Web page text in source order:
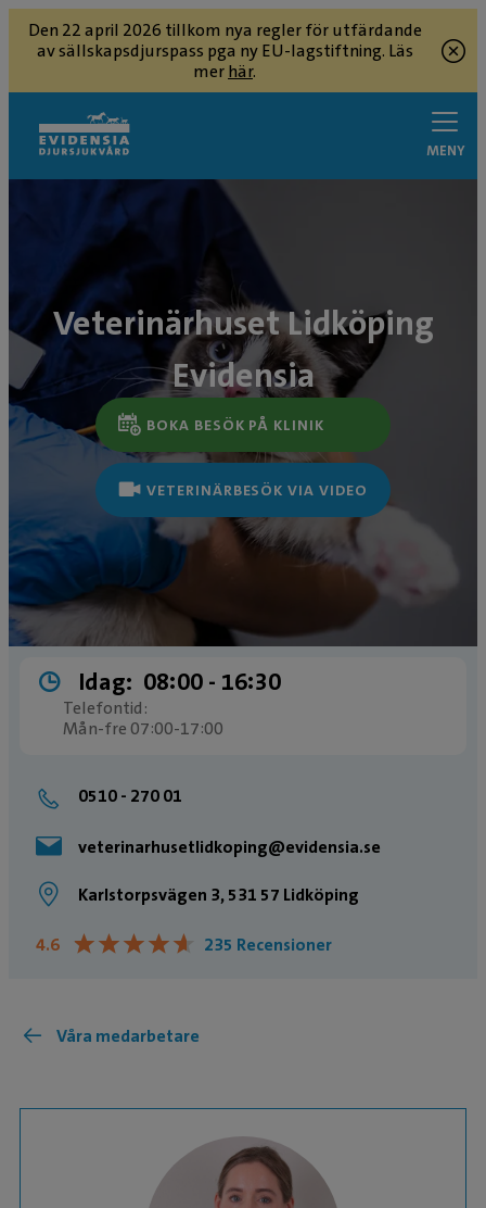
Den 22 april 2026 tillkom nya regler för utfärdande
av sällskapsdjurspass pga ny EU-lagstiftning. Läs
merhär.
MENY
Veterinärhuset Lidköping
Evidensia
BOKA BESÖK PÅ KLINIK
VETERINÄRBESÖK VIA VIDEO
Idag: 08:00 ­- 16:30
Telefontid:
Mån-fre 07:00-17:00
0510 - 270 01
veterinarhusetlidkoping@evidensia.se
Karlstorpsvägen 3, 531 57 Lidköping
4.6 ★★★★★
★★★★★ 235 Recensioner
Våra medarbetare